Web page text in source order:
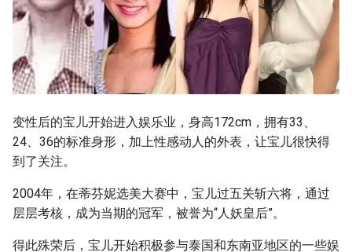
变性后的宝儿开始进入娱乐业，身高172cm，拥有33、
24、36的标准身形，加上性感动人的外表，让宝儿很快得
到了关注。
2004年，在蒂芬妮选美大赛中，宝儿过五关斩六将，通过
层层考核，成为当期的冠军，被誉为“人妖皇后”。
得此殊荣后，宝儿开始积极参与泰国和东南亚地区的一些娱